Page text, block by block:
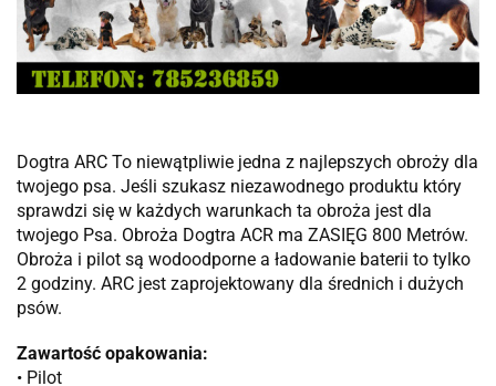
Dogtra ARC To niewątpliwie jedna z najlepszych obroży dla
twojego psa. Jeśli szukasz niezawodnego produktu który
sprawdzi się w każdych warunkach ta obroża jest dla
twojego Psa. Obroża Dogtra ACR ma ZASIĘG 800 Metrów.
Obroża i pilot są wodoodporne a ładowanie baterii to tylko
2 godziny. ARC jest zaprojektowany dla średnich i dużych
psów.
Zawartość opakowania:
• Pilot